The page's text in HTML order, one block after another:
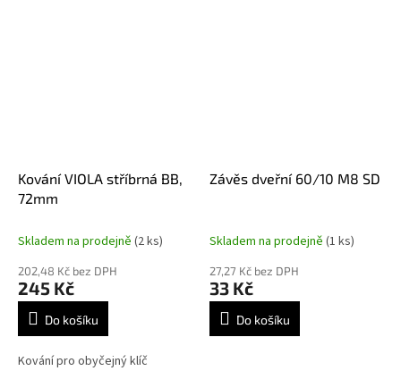
Kování VIOLA stříbrná BB,
72mm
Skladem na prodejně (2 ks)
202,48 Kč bez DPH
245 Kč
Do košíku
Kování pro obyčejný klíč
Závěs dveřní 60/10 M8 SD
Skladem na prodejně (1 ks)
27,27 Kč bez DPH
33 Kč
Do košíku